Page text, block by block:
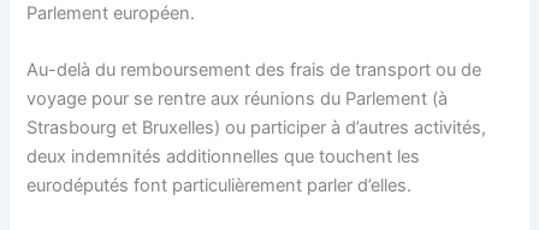
Parlement européen.
Au-delà du remboursement des frais de transport ou de
voyage pour se rentre aux réunions du Parlement (à
Strasbourg et Bruxelles) ou participer à d’autres activités,
deux indemnités additionnelles que touchent les
eurodéputés font particulièrement parler d’elles.